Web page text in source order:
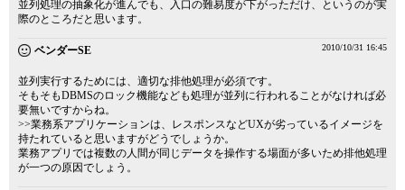
並列処理の抽象化が進んでも、入口の難易度が下がっただけ、というのが実
際のところだと思います。
ベンダーSE 2010/10/31 16:45
並列実行するためには、適切な排他処理が必須です。
そもそもDBMSのロック機能なども処理が並列に行われることがなければ必
要無いですからね。
>>業務系アプリケーションは、レスポンスなどUXが劣っているイメージを
持たれていると思いますがどうでしょうか。
業務アプリでは複数の人間が同じデータを操作する場面が多いため排他処理
が一つの原因でしょう。